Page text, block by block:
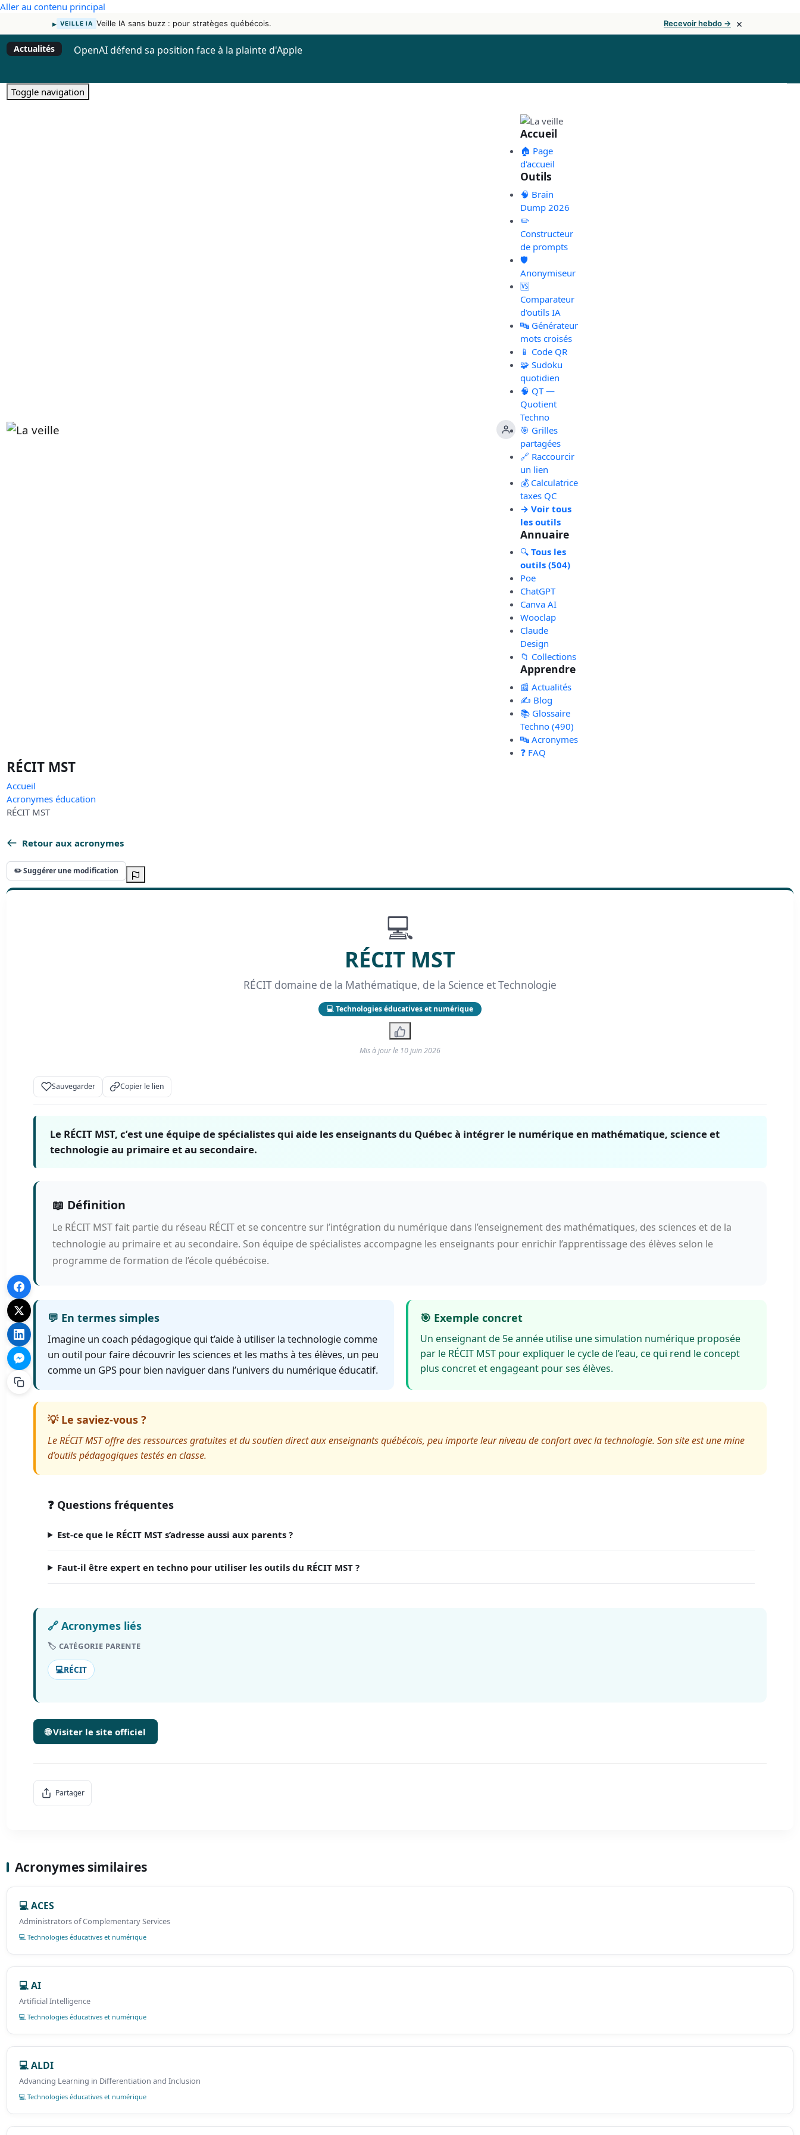
Aller au contenu principal
▸ VEILLE IA Veille IA sans buzz : pour stratèges québécois. Recevoir hebdo → ×
Actualités OpenAI défend sa position face à la plainte d'Apple
Toggle navigation
Accueil
🏠 Page
d'accueil
Outils
🧠 Brain
Dump 2026
✏️
Constructeur
de prompts
🛡️
Anonymiseur
🆚
Comparateur
d'outils IA
🔤 Générateur
mots croisés
📱 Code QR
🧩 Sudoku
quotidien
🧠 QT —
Quotient
Techno
🎯 Grilles
partagées
🔗 Raccourcir
un lien
💰 Calculatrice
taxes QC
→ Voir tous
les outils
Annuaire
🔍Tous les
outils (504)
Poe
ChatGPT
Canva AI
Wooclap
Claude
Design
📁 Collections
Apprendre
📰 Actualités
✍️ Blog
📚 Glossaire
Techno (490)
🔤 Acronymes
❓ FAQ
RÉCIT MST
Accueil
Acronymes éducation
RÉCIT MST
Retour aux acronymes
✏️ Suggérer une modification
💻
RÉCIT MST
RÉCIT domaine de la Mathématique, de la Science et Technologie
💻 Technologies éducatives et numérique
Mis à jour le 10 juin 2026
Sauvegarder Copier le lien
Le RÉCIT MST, c’est une équipe de spécialistes qui aide les enseignants du Québec à intégrer le numérique en mathématique, science et
technologie au primaire et au secondaire.
📖 Définition
Le RÉCIT MST fait partie du réseau RÉCIT et se concentre sur l’intégration du numérique dans l’enseignement des mathématiques, des sciences et de la
technologie au primaire et au secondaire. Son équipe de spécialistes accompagne les enseignants pour enrichir l’apprentissage des élèves selon le
programme de formation de l’école québécoise.
💬 En termes simples
Imagine un coach pédagogique qui t’aide à utiliser la technologie comme
un outil pour faire découvrir les sciences et les maths à tes élèves, un peu
comme un GPS pour bien naviguer dans l’univers du numérique éducatif.
🎯 Exemple concret
Un enseignant de 5e année utilise une simulation numérique proposée
par le RÉCIT MST pour expliquer le cycle de l’eau, ce qui rend le concept
plus concret et engageant pour ses élèves.
💡 Le saviez-vous ?
Le RÉCIT MST offre des ressources gratuites et du soutien direct aux enseignants québécois, peu importe leur niveau de confort avec la technologie. Son site est une mine
d’outils pédagogiques testés en classe.
❓ Questions fréquentes
Est-ce que le RÉCIT MST s’adresse aussi aux parents ?
Faut-il être expert en techno pour utiliser les outils du RÉCIT MST ?
🔗 Acronymes liés
🏷️ CATÉGORIE PARENTE
💻RÉCIT
🌐 Visiter le site officiel
Partager
Acronymes similaires
💻 ACES
Administrators of Complementary Services
💻 Technologies éducatives et numérique
💻 AI
Artificial Intelligence
💻 Technologies éducatives et numérique
💻 ALDI
Advancing Learning in Differentiation and Inclusion
💻 Technologies éducatives et numérique